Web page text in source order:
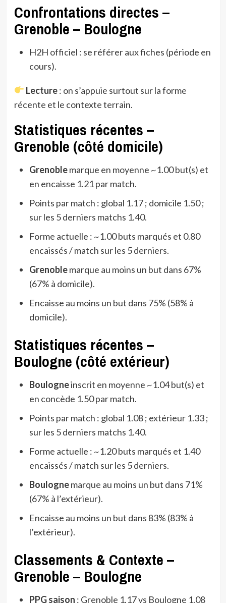
Confrontations directes –
Grenoble – Boulogne
H2H officiel : se référer aux fiches (période en
cours).
Lecture: on s’appuie surtout sur la forme
récente et le contexte terrain.
Statistiques récentes –
Grenoble (côté domicile)
Grenoblemarque en moyenne ~1.00 but(s) et
en encaisse 1.21 par match.
Points par match : global 1.17 ; domicile 1.50 ;
sur les 5 derniers matchs 1.40.
Forme actuelle : ~1.00 buts marqués et 0.80
encaissés / match sur les 5 derniers.
Grenoblemarque au moins un but dans 67%
(67% à domicile).
Encaisse au moins un but dans 75% (58% à
domicile).
Statistiques récentes –
Boulogne (côté extérieur)
Boulogneinscrit en moyenne ~1.04 but(s) et
en concède 1.50 par match.
Points par match : global 1.08 ; extérieur 1.33 ;
sur les 5 derniers matchs 1.40.
Forme actuelle : ~1.20 buts marqués et 1.40
encaissés / match sur les 5 derniers.
Boulognemarque au moins un but dans 71%
(67% à l’extérieur).
Encaisse au moins un but dans 83% (83% à
l’extérieur).
Classements & Contexte –
Grenoble – Boulogne
PPG saison : Grenoble 1.17 vs Boulogne 1.08